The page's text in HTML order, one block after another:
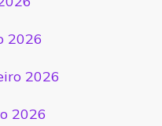
2026
2026
2026